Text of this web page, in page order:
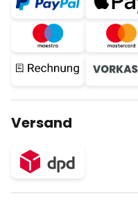
Versand